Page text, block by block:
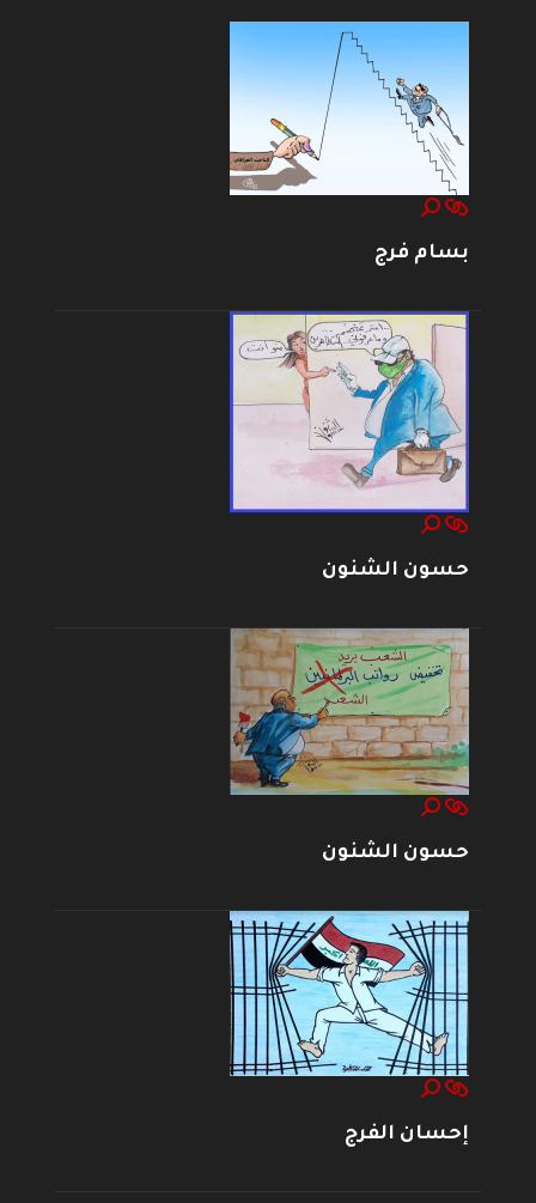
بسام فرج
حسون الشنون
حسون الشنون
إحسان الفرج